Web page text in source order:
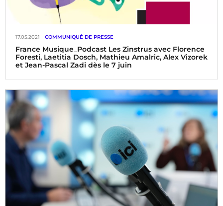
France Musique_Podcast Les Zinstrus avec Florence
Foresti, Laetitia Dosch, Mathieu Amalric, Alex Vizorek
et Jean-Pascal Zadi dès le 7 juin
17.05.2021 COMMUNIQUÉ DE PRESSE